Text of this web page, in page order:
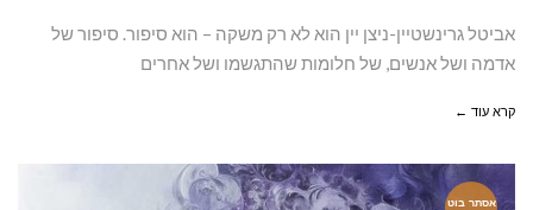
אביטל גרינשטיין-ניצן יין הוא לא רק משקה – הוא סיפור. סיפור של
אדמה ושל אנשים, של חלומות שהתגשמו ושל אחרים
קרא עוד ←
אסתר בוט